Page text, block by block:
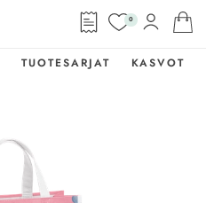
0
TUOTESARJAT KASVOT